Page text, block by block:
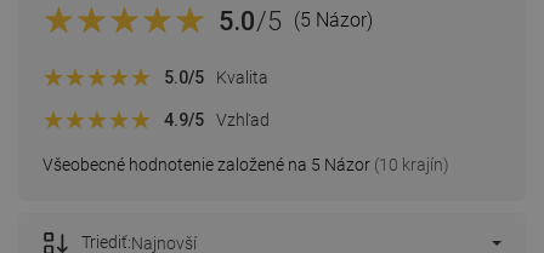
5.0/5 (5 Názor)
Všeobecné hodnotenie založené na 5 Názor (10 krajín)
5.0/5 Kvalita
4.9/5 Vzhľad
Triediť:Najnovší